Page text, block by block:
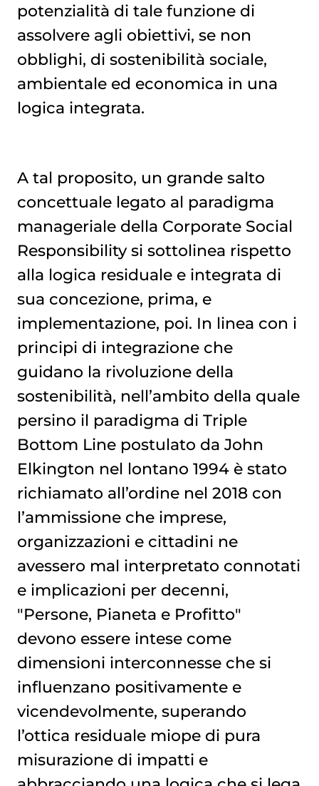
potenzialità di tale funzione di
assolvere agli obiettivi, se non
obblighi, di sostenibilità sociale,
ambientale ed economica in una
logica integrata.
A tal proposito, un grande salto
concettuale legato al paradigma
manageriale della Corporate Social
Responsibility si sottolinea rispetto
alla logica residuale e integrata di
sua concezione, prima, e
implementazione, poi. In linea con i
principi di integrazione che
guidano la rivoluzione della
sostenibilità, nell’ambito della quale
persino il paradigma di Triple
Bottom Line postulato da John
Elkington nel lontano 1994 è stato
richiamato all’ordine nel 2018 con
l’ammissione che imprese,
organizzazioni e cittadini ne
avessero mal interpretato connotati
e implicazioni per decenni,
"Persone, Pianeta e Profitto"
devono essere intese come
dimensioni interconnesse che si
influenzano positivamente e
vicendevolmente, superando
l’ottica residuale miope di pura
misurazione di impatti e